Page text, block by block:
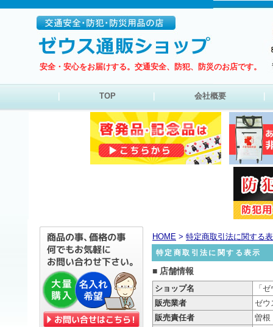
安全・安心をお届けする。交通安全、防犯、防災のお店です。
TOP 会社概要
HOME > 特定商取引法に関する
特定商取引法に関する表示
■ 店舗情報
ショップ名
「
販売業者
ゼウ
販売責任者
曽